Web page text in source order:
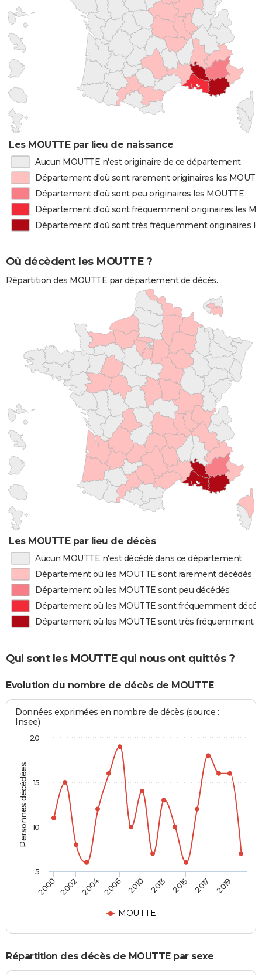
Les MOUTTE par lieu de naissance
Aucun MOUTTE n'est originaire de ce département
Département d'où sont rarement originaires les
Département d'où sont peu originaires les MOUTTE
Département d'où sont fréquemment originaires les
Département d'où sont très fréquemment originaires
Où décèdent les MOUTTE ?
Répartition des MOUTTE par département de décès.
Les MOUTTE par lieu de décès
Aucun MOUTTE n'est décédé dans ce département
Département où les MOUTTE sont rarement décédés
Département où les MOUTTE sont peu décédés
Département où les MOUTTE sont fréquemment
Département où les MOUTTE sont très fréquemment
Qui sont les MOUTTE qui nous ont quittés ?
Evolution du nombre de décès de MOUTTE
Personnes décédées
Données exprimées en nombre de décès (source :
Insee)
MOUTTE
2000 2002 2004 2006 2010 2013 2015 2017 2019
5
10
15
20
Répartition des décès de MOUTTE par sexe